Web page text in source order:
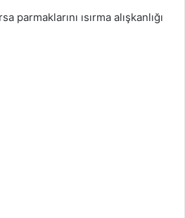
parmaklarını ısırma alışkanlığı